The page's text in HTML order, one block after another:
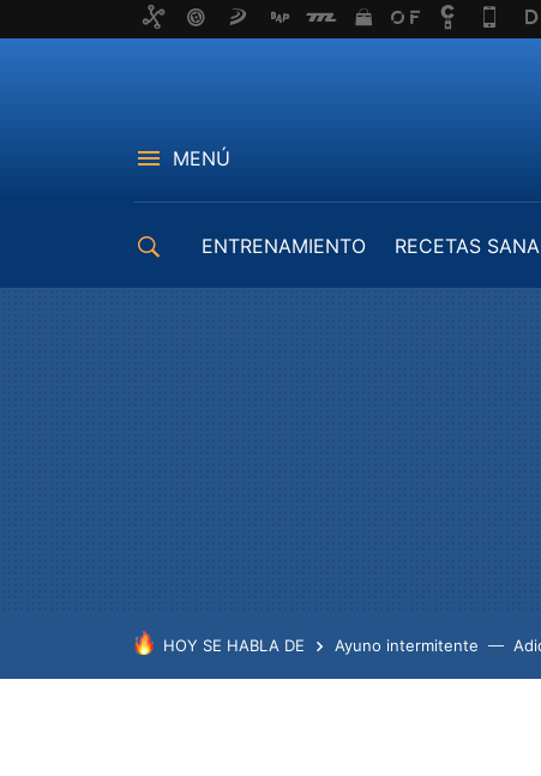
MENÚ
ENTRENAMIENTO RECETAS
HOY SE HABLA DE Ayuno intermitente